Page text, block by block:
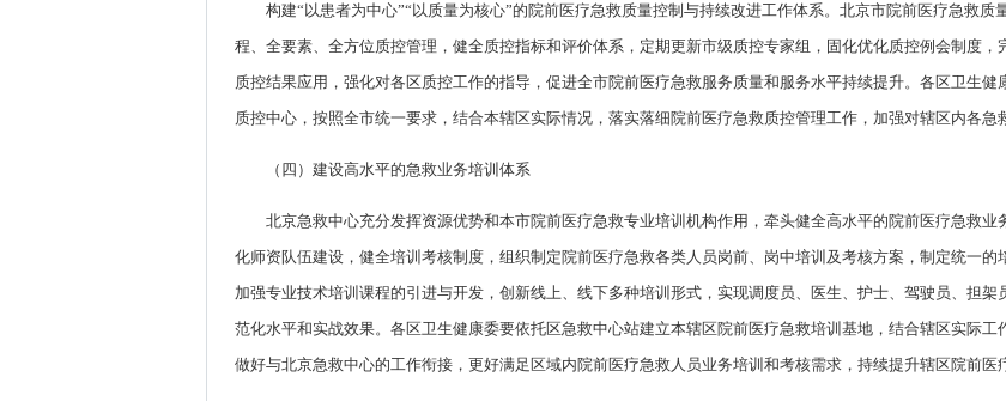
构建“以患者为中心”“以质量为核心”的院前医疗急救质量控制与持续改进工作体系。北京市院前医疗急救
程、全要素、全方位质控管理，健全质控指标和评价体系，定期更新市级质控专家组，固化优化质控例会制度
质控结果应用，强化对各区质控工作的指导，促进全市院前医疗急救服务质量和服务水平持续提升。各区卫生
质控中心，按照全市统一要求，结合本辖区实际情况，落实落细院前医疗急救质控管理工作，加强对辖区内各急
（四）建设高水平的急救业务培训体系
北京急救中心充分发挥资源优势和本市院前医疗急救专业培训机构作用，牵头健全高水平的院前医疗急救
化师资队伍建设，健全培训考核制度，组织制定院前医疗急救各类人员岗前、岗中培训及考核方案，制定统一的
加强专业技术培训课程的引进与开发，创新线上、线下多种培训形式，实现调度员、医生、护士、驾驶员、担
范化水平和实战效果。各区卫生健康委要依托区急救中心站建立本辖区院前医疗急救培训基地，结合辖区实际工
做好与北京急救中心的工作衔接，更好满足区域内院前医疗急救人员业务培训和考核需求，持续提升辖区院前医